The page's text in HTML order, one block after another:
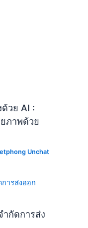
วย AI :
ภาพด้วย
Unchat
กัดการส่ง